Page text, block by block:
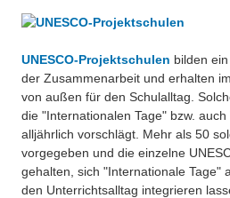
Besonderheiten
Projekte
Eduthek
Der Institutskalender
QM-Zertifizierung nach SGB III /
Preisrätsel
Unsere Linktipps
Pressearchiv
UNESCO-Projektschulen bilden
der Zusammenarbeit und erhalten
von außen für den Schulalltag.
die "Internationalen Tage" bzw.
alljährlich vorschlägt. Mehr als 50
vorgegeben und die einzelne
gehalten, sich "Internationale Tage"
den Unterrichtsalltag integrieren